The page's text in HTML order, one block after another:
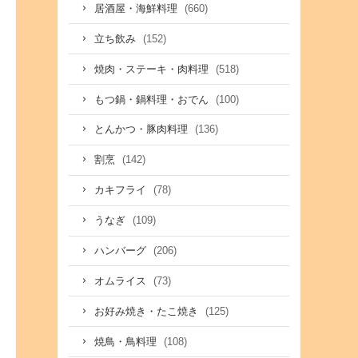
居酒屋・海鮮料理 (660)
立ち飲み (152)
焼肉・ステーキ・肉料理 (518)
もつ鍋・鍋料理・おでん (100)
とんかつ・豚肉料理 (136)
割烹 (142)
カキフライ (78)
うなぎ (109)
ハンバーグ (206)
オムライス (73)
お好み焼き・たこ焼き (125)
焼鳥・鳥料理 (108)